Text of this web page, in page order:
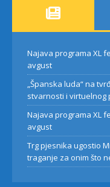
Najava programa XL
avgust
„Španska luda“ na
stvarnosti i virtuelnog
Najava programa XL
avgust
Trg pjesnika ugostio
traganje za onim što